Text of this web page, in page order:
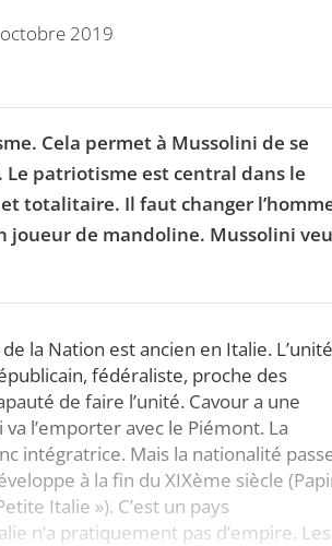
2019
Cela permet à Mussolini de se
Le patriotisme est central dans le
totalitaire. Il faut changer
joueur de mandoline. Mussolini
la Nation est ancien en Italie.
fédéraliste, proche des
de faire l’unité. Cavour a une
l’emporter avec le Piémont. La
intégratrice. Mais la nationalité
à la fin du XIXème siècle
Italie »). C’est un pays
n’a pratiquement pas d’empire. Les